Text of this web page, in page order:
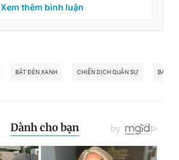
Xem thêm bình luận
BẬT ĐÈN XANH CHIẾN DỊCH QUÂN SỰ BA LAN